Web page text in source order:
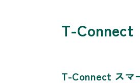
T-Connect
T-Connect スマ